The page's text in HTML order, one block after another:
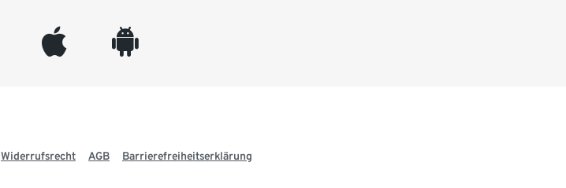
appleinc android
Widerrufsrecht AGB Barrierefreiheitserklärung